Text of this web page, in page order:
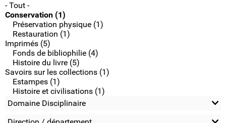
- Tout -
Conservation (1)
Préservation physique (1)
Restauration (1)
Imprimés (5)
Fonds de bibliophilie (4)
Histoire du livre (5)
Savoirs sur les collections (1)
Estampes (1)
Histoire et civilisations (1)
Domaine Disciplinaire